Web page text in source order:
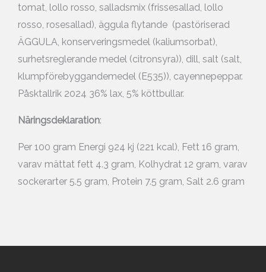
tomat, lollo rosso, salladsmix (frissesallad, lollo
rosso, rosesallad), äggula flytande (pastöriserad
ÄGGULA, konserveringsmedel (kaliumsorbat),
surhetsreglerande medel (citronsyra)), dill, salt (salt,
klumpförebyggandemedel (E535)), cayennepeppar.
Påsktallrik 2024 36% lax, 5% köttbullar.
Näringsdeklaration:
Per 100 gram Energi 924 kj (221 kcal), Fett 16 gram,
varav mättat fett 4.3 gram, Kolhydrat 12 gram, varav
sockerarter 5.5 gram, Protein 7.5 gram, Salt 2.6 gram